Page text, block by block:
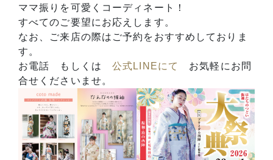
ママ振りを可愛くコーディネート！
すべてのご要望にお応えします。
なお、ご来店の際はご予約をおすすめしておりま
す。
お電話 もしくは公式LINEにて
お気軽にお問
合せくださいませ。